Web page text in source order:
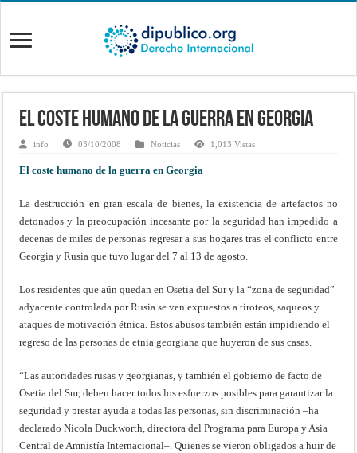
El coste humano de la guerra en Georgia
info 03/10/2008 Noticias 1,013 Vistas
El coste humano de la guerra en Georgia
La destrucción en gran escala de bienes, la existencia de artefactos no
detonados y la preocupación incesante por la seguridad han impedido a
decenas de miles de personas regresar a sus hogares tras el conflicto entre
Georgia y Rusia que tuvo lugar del 7 al 13 de agosto.
Los residentes que aún quedan en Osetia del Sur y la “zona de seguridad”
adyacente controlada por Rusia se ven expuestos a tiroteos, saqueos y
ataques de motivación étnica. Estos abusos también están impidiendo el
regreso de las personas de etnia georgiana que huyeron de sus casas.
“Las autoridades rusas y georgianas, y también el gobierno de facto de
Osetia del Sur, deben hacer todos los esfuerzos posibles para garantizar la
seguridad y prestar ayuda a todas las personas, sin discriminación –ha
declarado Nicola Duckworth, directora del Programa para Europa y Asia
Central de Amnistía Internacional–. Quienes se vieron obligados a huir de